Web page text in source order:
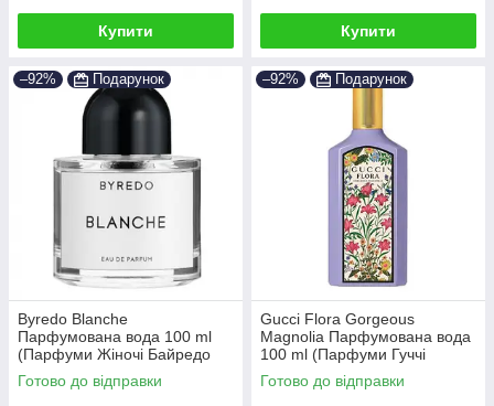
Купити Купити
–92% Подарунок
Byredo Blanche
Парфумована вода 100 ml
(Парфуми Жіночі Байредо
Бланш)
Готово до відправки
–92% Подарунок
Gucci Flora Gorgeous
Magnolia Парфумована вода
100 ml (Парфуми Гуччі
Флора Горджес Магнолія
Парфуми Жіночі)
Готово до відправки